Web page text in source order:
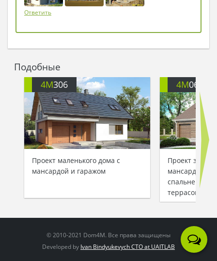
Ответить
Подобные
4M306
Проект маленького дома с
мансардой и гаражом
4M064
Проект
мансардой,
спальней и
террасой
© 2010-2021 Dom4M. Все права защищены
Developed by Ivan Bindyukevych CTO at UAITLAB